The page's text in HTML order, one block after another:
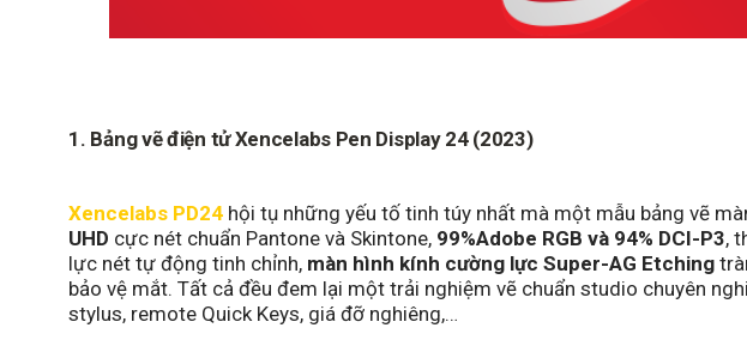
1. Bảng vẽ điện tửXencelabs Pen Display 24 (2023)
Xencelabs PD24 hội tụ những yếu tố tinh túy nhất mà một mẫu bảng vẽ
UHD cực nét chuẩn Pantone và Skintone, 99%Adobe RGB và 94% DCI-P3,
lực nét tự động tinh chỉnh, màn hình kính cường lực Super-AG Etching
bảo vệ mắt. Tất cả đều đem lại một trải nghiệm vẽ chuẩn studio chuyên
stylus, remote Quick Keys, giá đỡ nghiêng,…